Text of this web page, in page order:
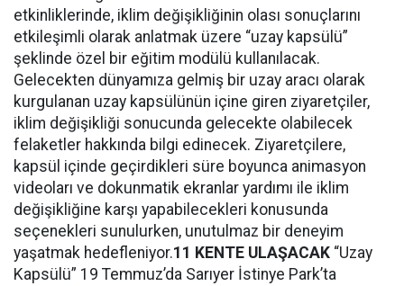
etkinliklerinde, iklim değişikliğinin olası sonuçlarını
etkileşimli olarak anlatmak üzere “uzay kapsülü”
şeklinde özel bir eğitim modülü kullanılacak.
Gelecekten dünyamıza gelmiş bir uzay aracı olarak
kurgulanan uzay kapsülünün içine giren ziyaretçiler,
iklim değişikliği sonucunda gelecekte olabilecek
felaketler hakkında bilgi edinecek. Ziyaretçilere,
kapsül içinde geçirdikleri süre boyunca animasyon
videoları ve dokunmatik ekranlar yardımı ile iklim
değişikliğine karşı yapabilecekleri konusunda
seçenekleri sunulurken, unutulmaz bir deneyim
yaşatmak hedefleniyor.11 KENTE ULAŞACAK “Uzay
Kapsülü” 19 Temmuz’da Sarıyer İstinye Park’ta